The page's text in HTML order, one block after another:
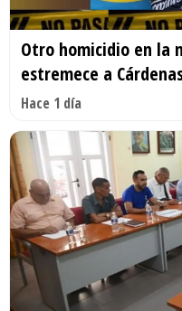
Otro homicidio en la
estremece a
Hace 1 día